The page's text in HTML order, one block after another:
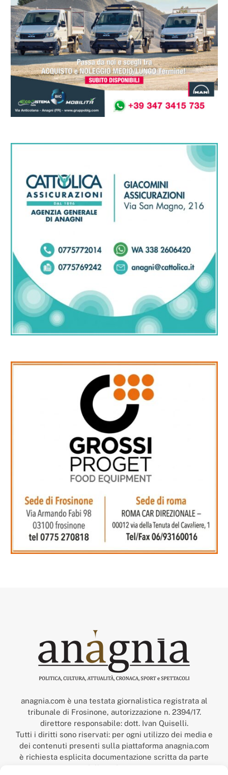
anagnia.com è una testata giornalistica registrata al
tribunale di Frosinone, autorizzazione n. 2394/17.
direttore responsabile: dott. Ivan Quiselli.
Tutti i diritti sono riservati: per ogni utilizzo dei media e
dei contenuti presenti sulla piattaforma anagnia.com
è richiesta esplicita documentazione scritta da parte
della redazione.